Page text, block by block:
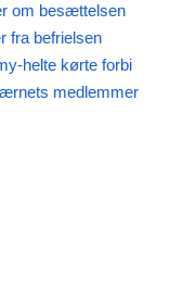
om besættelsen
fra befrielsen
helte kørte forbi
medlemmer